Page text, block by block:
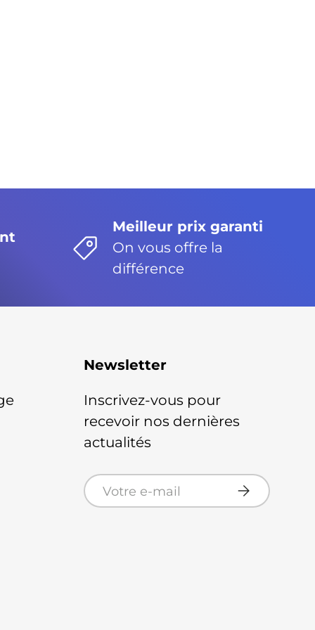
Meilleur prix garanti
On vous offre la
différence
Newsletter
Inscrivez-vous pour
recevoir nos dernières
actualités
E-mail S’inscrire